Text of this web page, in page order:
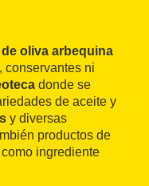
oliva arbequina
conservantes ni
donde se
de aceite y
y diversas
productos de
ingrediente